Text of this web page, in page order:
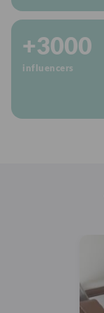
+3000
influencers